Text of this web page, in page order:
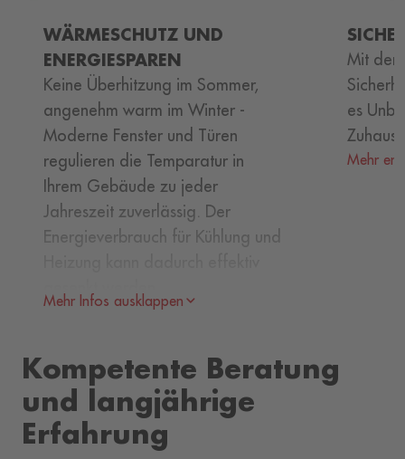
WÄRMESCHUTZ UND
ENERGIESPAREN
Keine Überhitzung im Sommer,
angenehm warm im Winter -
Moderne Fenster und Türen
regulieren die Temparatur in
Ihrem Gebäude zu jeder
Jahreszeit zuverlässig. Der
Energieverbrauch für Kühlung und
Mehr erfahren
Mehr Infos ausklappen
Mit der
es
Mehr
Kompetente Beratung
und langjährige
Erfahrung